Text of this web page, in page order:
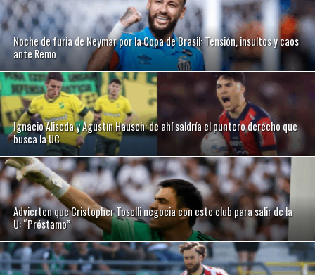
Noche de furia de Neymar por la Copa de Brasil: Tensión, insultos y caos
ante Remo
Ignacio Aliseda y Agustín Hausch: de ahí saldría el puntero derecho que
busca la UC
Advierten que Cristopher Toselli negocia con este club para salir de la
U: “Préstamo”